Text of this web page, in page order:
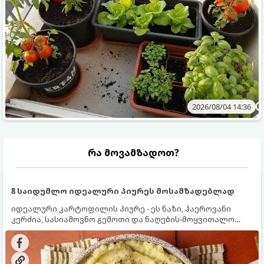
2026/08/04 14:36
რა მოვამზადოთ?
8 საიდუმლო იდეალური პიურეს მოსამზადებლად
იდეალური კარტოფილის პიურე - ეს ნაზი, ჰაეროვანი
კერძია, სასიამოვნო გემოთი და ნაღების-მოყვითალო
ფერით. მისი მომზადება ძალიან მარტივია, მაგრამ
არსებობს რამდენიმე საიდუმლო, რომლებიც უნდა
იცოდეთ, რომ პიურე იდეალურად გემრიელი გამოვიდეს.